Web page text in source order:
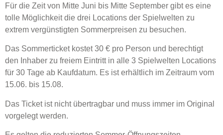
Für die Zeit von Mitte Juni bis Mitte September gibt es eine
tolle Möglichkeit die drei Locations der Spielwelten zu
extrem vergünstigten Sommerpreisen zu besuchen.
Das Sommerticket kostet 30 € pro Person und berechtigt
den Inhaber zu freiem Eintritt in alle 3 Spielwelten Locations
für 30 Tage ab Kaufdatum. Es ist erhältlich im Zeitraum vom
15.06. bis 15.08.
Das Ticket ist nicht übertragbar und muss immer im Original
vorgelegt werden.